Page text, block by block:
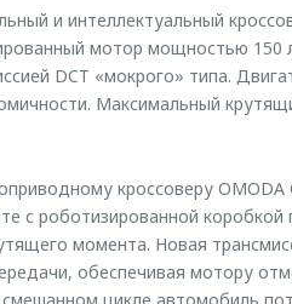
и интеллектуальный
мотор мощностью 150
DCT «мокрого» типа.
Максимальный
кроссоверу
с роботизированной
момента. Новая
обеспечивая мотору